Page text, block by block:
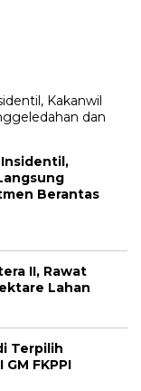
Berantas
II, Rawat
Lahan
Terpilih
FKPPI